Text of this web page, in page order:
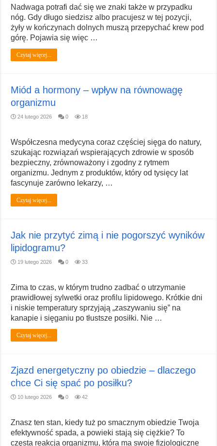
Nadwaga potrafi dać się we znaki także w przypadku
nóg. Gdy długo siedzisz albo pracujesz w tej pozycji,
żyły w kończynach dolnych muszą przepychać krew pod
górę. Pojawia się więc …
Czytaj więcej...
Miód a hormony – wpływ na równowagę
organizmu
24 lutego 2026 0 18
Współczesna medycyna coraz częściej sięga do natury,
szukając rozwiązań wspierających zdrowie w sposób
bezpieczny, zrównoważony i zgodny z rytmem
organizmu. Jednym z produktów, który od tysięcy lat
fascynuje zarówno lekarzy, …
Czytaj więcej...
Jak nie przytyć zimą i nie pogorszyć wyników
lipidogramu?
19 lutego 2026 0 33
Zima to czas, w którym trudno zadbać o utrzymanie
prawidłowej sylwetki oraz profilu lipidowego. Krótkie dni
i niskie temperatury sprzyjają „zaszywaniu się” na
kanapie i sięganiu po tłustsze posiłki. Nie …
Czytaj więcej...
Zjazd energetyczny po obiedzie – dlaczego
chce Ci się spać po posiłku?
10 lutego 2026 0 42
Znasz ten stan, kiedy tuż po smacznym obiedzie Twoja
efektywność spada, a powieki stają się ciężkie? To
częsta reakcja organizmu, która ma swoje fizjologiczne